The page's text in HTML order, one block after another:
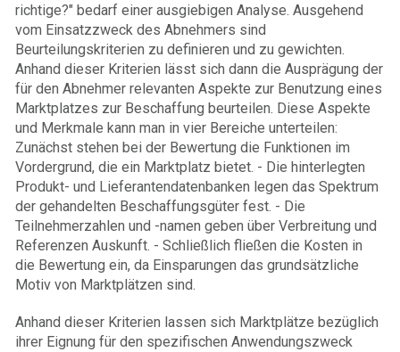
richtige?" bedarf einer ausgiebigen Analyse. Ausgehend
vom Einsatzzweck des Abnehmers sind
Beurteilungskriterien zu definieren und zu gewichten.
Anhand dieser Kriterien lässt sich dann die Ausprägung der
für den Abnehmer relevanten Aspekte zur Benutzung eines
Marktplatzes zur Beschaffung beurteilen. Diese Aspekte
und Merkmale kann man in vier Bereiche unterteilen:
Zunächst stehen bei der Bewertung die Funktionen im
Vordergrund, die ein Marktplatz bietet. - Die hinterlegten
Produkt- und Lieferantendatenbanken legen das Spektrum
der gehandelten Beschaffungsgüter fest. - Die
Teilnehmerzahlen und -namen geben über Verbreitung und
Referenzen Auskunft. - Schließlich fließen die Kosten in
die Bewertung ein, da Einsparungen das grundsätzliche
Motiv von Marktplätzen sind.
Anhand dieser Kriterien lassen sich Marktplätze bezüglich
ihrer Eignung für den spezifischen Anwendungszweck